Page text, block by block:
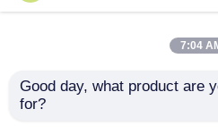
ニュース
ハミノール327 メラミ
7:04
Good day, what product are
for?